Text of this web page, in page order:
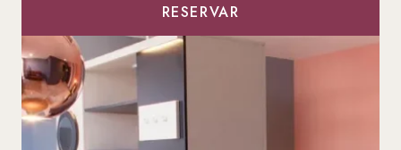
RESERVAR